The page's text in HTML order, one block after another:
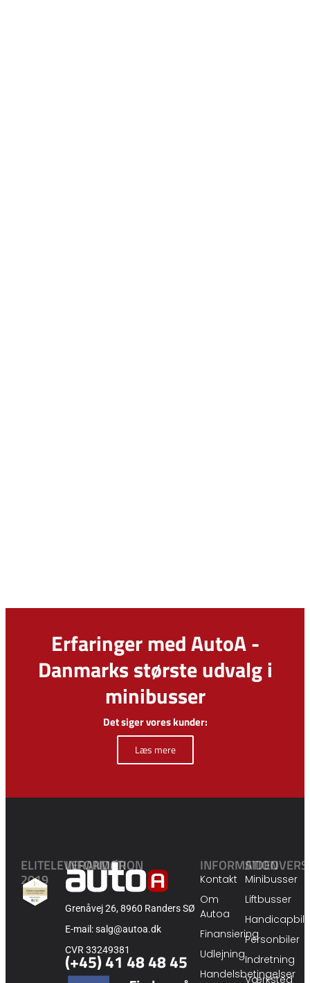
Erfaringer med AutoA -
Danmarks største udvalg i
minibusser
Det siger vores kunder:
Læs mere
Minibusser
Liftbusser
Personbiler
Indretning
Værksted
INFORMATION
Kontakt
Om
Autoa
Finansiering
Udlejning
Handelsbetingelser
INFORMATION
Grenåvej 26, 8960 Randers SØ
E-mail: salg@autoa.dk
CVR 33249381
(+45) 41 48 48 45
ELITELEVERANDØR
2019